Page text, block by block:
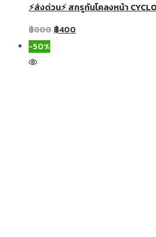
⚡ส่งด่วน⚡ สกรูกันโคลงหน้า
฿800฿400
-50%